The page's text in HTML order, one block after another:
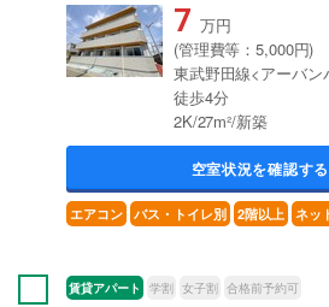
7 万円
(管理費等：5,000円)
東武野田線<アーバ
徒歩4分
2K/27m²/新築
空室状況を確認する
エアコン バス・トイレ別 2階以上 ネッ
賃貸アパート 学割 女子割 合格前予約可